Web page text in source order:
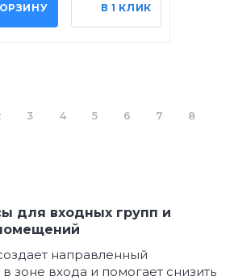
В 1 КЛИК
3 4 5 6 7 8
для входных групп и
направленный
зоне входа и помогает снизить